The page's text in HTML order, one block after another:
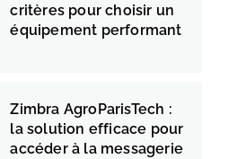
critères pour choisir un
équipement performant
Zimbra AgroParisTech :
la solution efficace pour
accéder à la messagerie